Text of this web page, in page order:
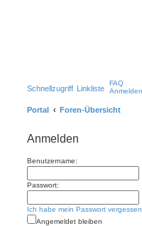
Schnellzugriff Linkliste
FAQ
Anmelden
Portal Foren-Übersicht
Anmelden
Benutzername:
Passwort:
Ich habe mein Passwort vergessen
Angemeldet bleiben